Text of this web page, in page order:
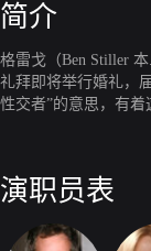
简介
格雷戈（Ben Stiller
礼拜即将举行婚礼，
性交者”的意思，有
演职员表